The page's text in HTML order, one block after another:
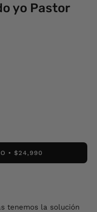
yo Pastor
$24,990
tenemos la solución